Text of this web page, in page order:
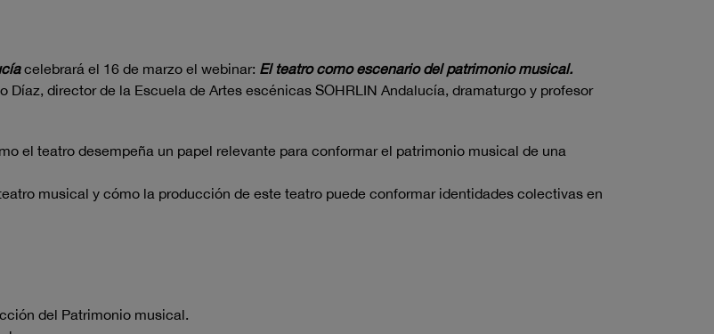
celebrará el 16 de marzo el webinar: El teatro como escenario del patrimonio musical.
Díaz, director de la Escuela de Artes escénicas SOHRLIN Andalucía, dramaturgo y profesor
el teatro desempeña un papel relevante para conformar el patrimonio musical de una
musical y cómo la producción de este teatro puede conformar identidades colectivas en
del Patrimonio musical.